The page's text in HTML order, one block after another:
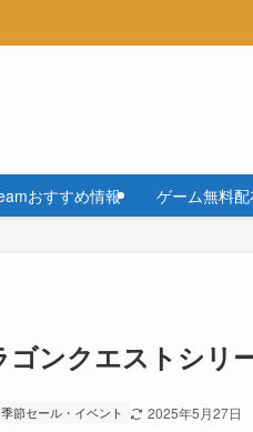
おすすめ情報 ゲーム無料
ゴンクエストシリ
節セール・イベント 2025年5月27日